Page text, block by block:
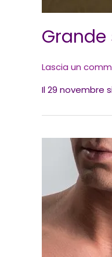
Lascia un
Il 29 novembre